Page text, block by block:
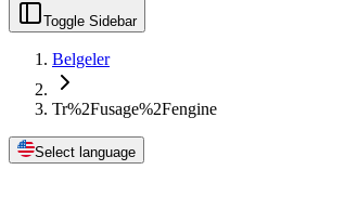
Toggle Sidebar
Belgeler
Tr%2Fusage%2Fengine
Select language